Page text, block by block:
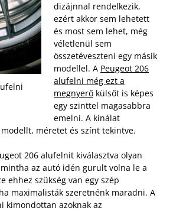
dizájnnal rendelkezik,
ezért akkor sem lehetett
és most sem lehet, még
véletlenül sem
összetéveszteni egy másik
modellel. A Peugeot 206
alufelni még ezt a
megnyerő külsőt is képes
egy szinttel magasabbra
emelni. A kínálat
méretet és színt tekintve.
206 alufelnit kiválasztva olyan
az autó idén gurult volna le a
ehhez szükség van egy szép
maximalisták szeretnénk maradni. A
kimondottan azoknak az